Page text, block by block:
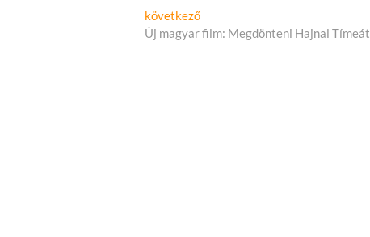
következőKövetkező
cikk:
Új magyar film: Megdönteni Hajnal Tímeát